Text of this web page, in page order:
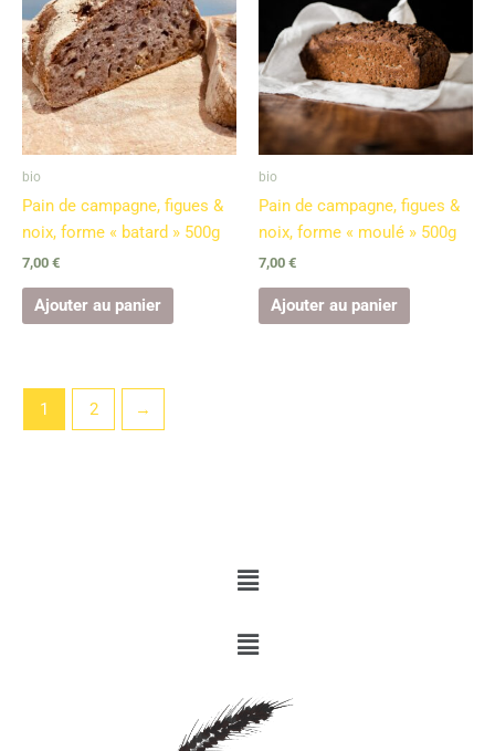
bio
Pain de campagne, figues &
noix, forme « batard » 500g
7,00 €
Ajouter au panier
bio
Pain de campagne, figues &
noix, forme « moulé » 500g
7,00 €
Ajouter au panier
1 2 →
Menu
Menu